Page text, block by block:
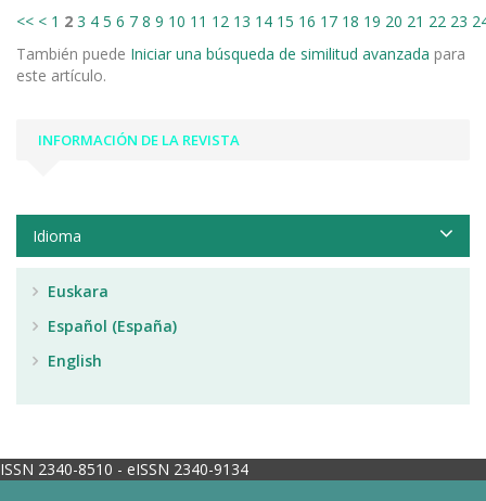
<< < 1 2 3 4 5 6 7 8 9 10 11 12 13 14 15 16 17 18 19 20 21 22 23
También puede Iniciar una búsqueda de similitud avanzada para
este artículo.
INFORMACIÓN DE LA REVISTA
Idioma
Euskara
Español (España)
English
ISSN 2340-8510 - eISSN 2340-9134